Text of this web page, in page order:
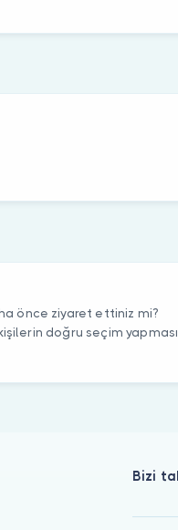
önce ziyaret ettiniz mi?
doğru seçim
Bizi